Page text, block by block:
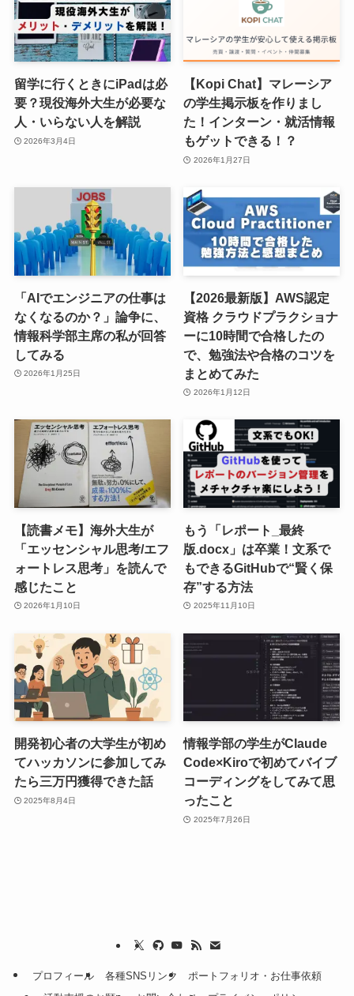
留学に行くときにiPadは必
要？現役海外大生が必要な
人・いらない人を解説
2026年3月4日
【Kopi Chat】マレーシア
の学生掲示板を作りまし
た！インターン・就活情報
もゲットできる！？
2026年1月27日
「AIでエンジニアの仕事は
なくなるのか？」論争に、
情報科学部主席の私が回答
してみる
2026年1月25日
【2026最新版】AWS認定
資格 クラウドプラクショナ
ーに10時間で合格したの
で、勉強法や合格のコツを
まとめてみた
2026年1月12日
【読書メモ】海外大生が
「エッセンシャル思考/エフ
ォートレス思考」を読んで
感じたこと
2026年1月10日
もう「レポート_最終
版.docx」は卒業！文系で
もできるGitHubで“賢く保
存”する方法
2025年11月10日
開発初心者の大学生が初め
てハッカソンに参加してみ
たら三万円獲得できた話
2025年8月4日
情報学部の学生がClaude
Code×Kiroで初めてバイブ
コーディングをしてみて思
ったこと
2025年7月26日
プロフィール 各種SNSリンク
ポートフォリオ・お仕事依頼